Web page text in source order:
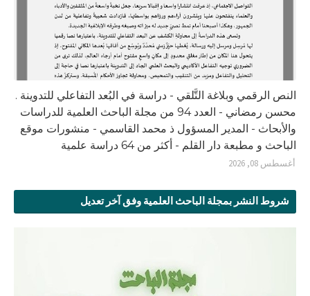
النص الرقمي وبلاغة التَّلقي - دراسة في البُعد التفاعلي للتدوينة .
محسن رمضاني - العدد 94 من مجلة الباحث العلمية للدراسات
والأبحاث - المدير المسؤول ذ محمد القاسمي - منشورات موقع
الباحث و مطبعة دار القلم - أكثر من 64 دراسة علمية
أغسطس 08, 2026
شروط النشر بمجلة الباحث العلمية وفق آخر تعديل